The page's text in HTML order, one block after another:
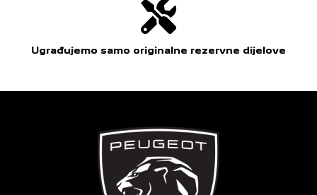
Ugrađujemo samo originalne rezervne dijelove